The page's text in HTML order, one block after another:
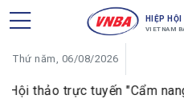
HIỆP
VIETNAM
Thứ năm, 06/08/2026
trực tuyến "Cẩm nang